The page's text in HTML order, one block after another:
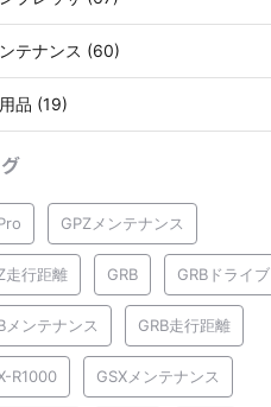
ンテナンス (60)
品 (19)
GPZメンテナンス
走行距離 GRB GRBドライブ
メンテナンス GRB走行距離
R1000 GSXメンテナンス